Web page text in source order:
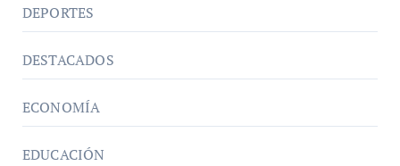
DEPORTES
DESTACADOS
ECONOMÍA
EDUCACIÓN